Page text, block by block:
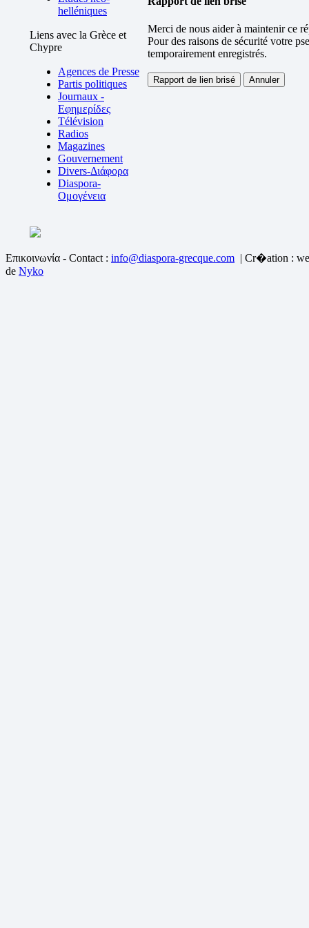
helléniques
Liens avec la Grèce et
Chypre
Agences de Presse
Partis politiques
Journaux -
Εφημερίδες
Télévision
Radios
Magazines
Gouvernement
Divers-Διάφορα
Diaspora-
Ομογένεια
Merci de nous aider à maintenir ce
Pour des raisons de sécurité votre
temporairement enregistrés.
Επικοινωνία - Contact : info@diaspora-grecque.com | Cr�ation :
de Nyko